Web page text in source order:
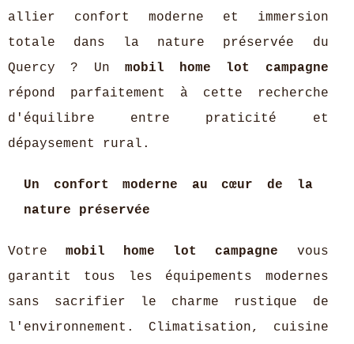
allier confort moderne et immersion
totale dans la nature préservée du
Quercy ? Un mobil home lot campagne
répond parfaitement à cette recherche
d'équilibre entre praticité et
dépaysement rural.
Un confort moderne au cœur de la
nature préservée
Votremobil home lot campagne vous
garantit tous les équipements modernes
sans sacrifier le charme rustique de
l'environnement. Climatisation, cuisine